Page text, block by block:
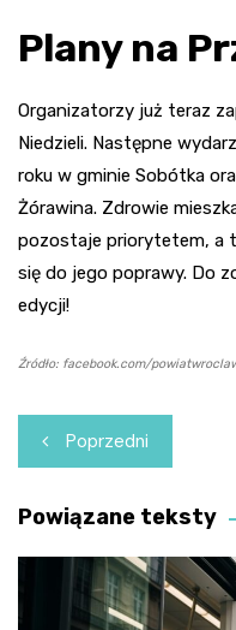
Plany na
Organizatorzy już teraz
Niedzieli. Następne
roku w gminie Sobótka
Żórawina. Zdrowie
pozostaje priorytetem, a
się do jego poprawy. Do
edycji!
Źródło: facebook.com/
Nawigacja
wpisu
Poprzedni
Powiązane teksty